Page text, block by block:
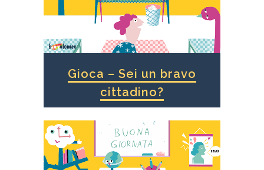
Gioca – Sei un bravo
cittadino?